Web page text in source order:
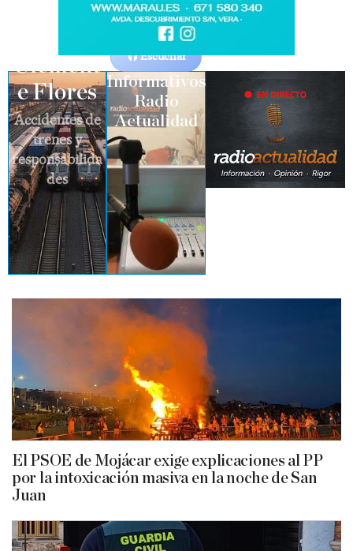
Clement
e Flores
Accidentes de
trenes y
responsabilida
des
Escuchar
Informativos
Radio
Actualidad
El PSOE de Mojácar exige explicaciones al PP
por la intoxicación masiva en la noche de San
Juan